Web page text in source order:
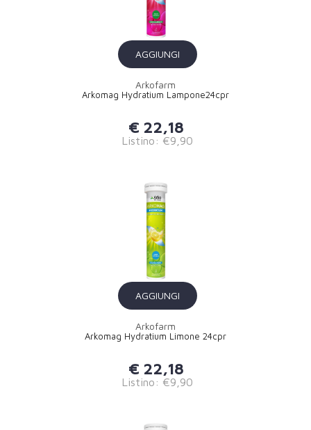
AGGIUNGI
Arkofarm
Arkomag Hydratium Lampone24cpr
€ 22,18
Listino: €9,90
AGGIUNGI
Arkofarm
Arkomag Hydratium Limone 24cpr
€ 22,18
Listino: €9,90